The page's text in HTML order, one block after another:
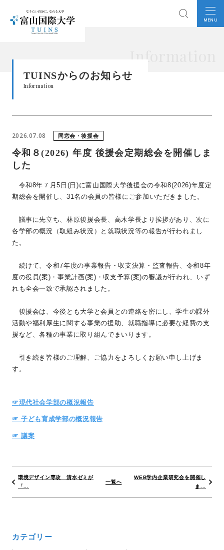
MENU
Information
TUINSからのお知らせ
Information
2026.07.08 同窓会・後援会
令和８(2026) 年度 後援会定期総会を開催しま
した
令和8年７月5日(日)に富山国際大学後援会の令和8(2026)年度定
期総会を開催し、31名の会員の皆様にご参加いただきました。
議事に先立ち、林原後援会長、高木学長より挨拶があり、次に
各学部の概況（取組み状況）と就職状況等の報告が行われまし
た。
続けて、令和7年度の事業報告・収支決算・監査報告、令和8年
度の役員(案)・事業計画(案)・収支予算(案)の審議が行われ、いず
れも全会一致で承認されました。
後援会は、今後とも大学と会員との連絡を密にし、学生の課外
活動や福利厚生に関する事業の援助、就職指導に必要な経費の支
援など、各種の事業に取り組んでまいります。
引き続き皆様のご理解、ご協力をよろしくお願い申し上げま
す。
☞現代社会学部の概況報告
☞ 子ども育成学部の概況報告
☞ 議案
環境デザイン専攻 清水ゼミが
「...
一覧へ
WEB学内企業研究会を開催し
ま...
カテゴリー